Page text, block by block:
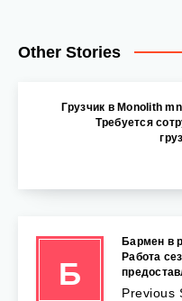
Other Stories
Грузчик в Monolith
Требуется
Б
Бармен в
Работа
Previous